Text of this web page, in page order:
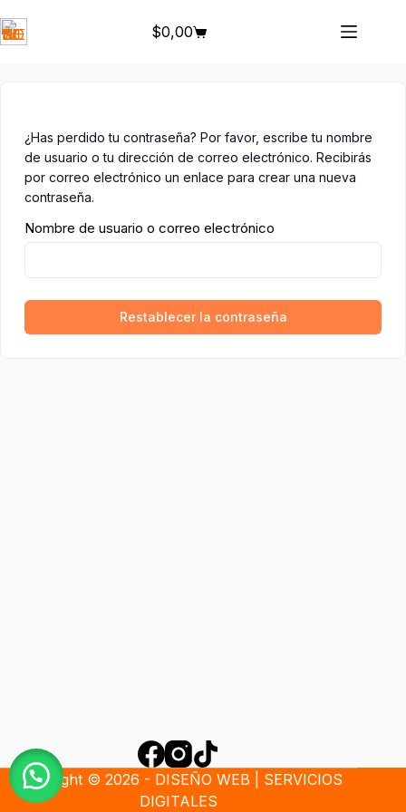
al
Carro
$0,00
¿Has perdido tu contraseña? Por favor, escribe tu nombre
de usuario o tu dirección de correo electrónico. Recibirás
por correo electrónico un enlace para crear una nueva
contraseña.
Nombre de usuario o correo electrónico
Restablecer la contraseña
Copyright © 2026 - DISEÑO WEB | SERVICIOS
DIGITALES